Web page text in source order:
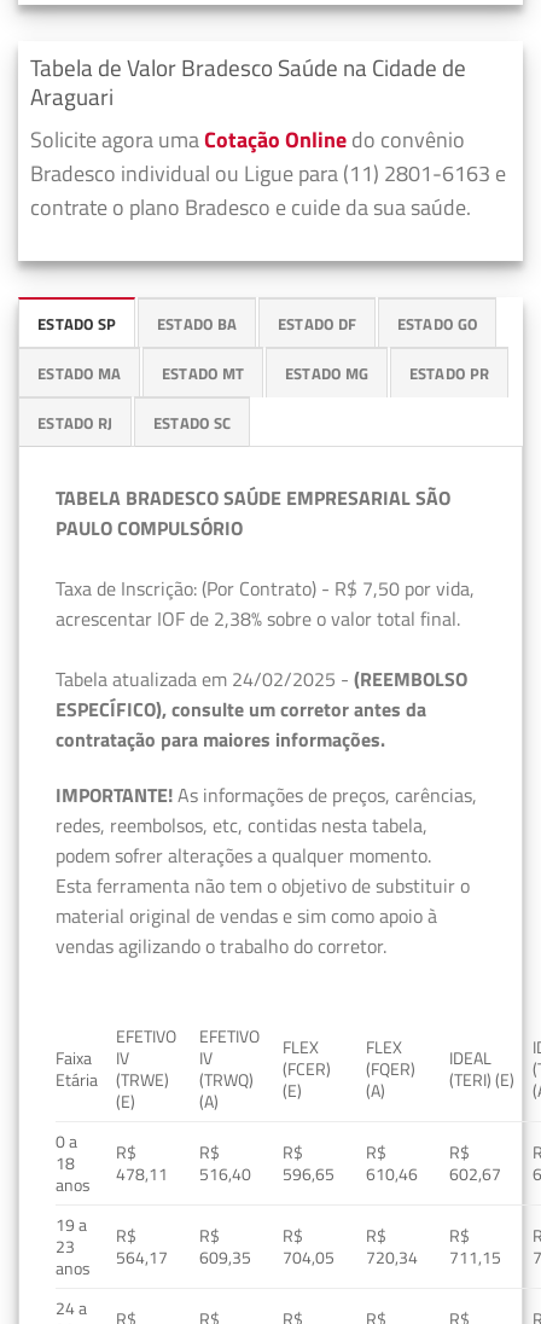
Tabela de Valor Bradesco Saúde na Cidade de
Araguari
Solicite agora umaCotação Onlinedo convênio
Bradesco individual ou Ligue para (11) 2801-6163 e
contrate o plano Bradesco e cuide da sua saúde.
ESTADO SP ESTADO BA ESTADO DF ESTADO GO
ESTADO MA ESTADO MT ESTADO MG ESTADO PR
ESTADO RJ ESTADO SC
TABELA BRADESCO SAÚDE EMPRESARIAL SÃO
PAULO COMPULSÓRIO
Taxa de Inscrição: (Por Contrato) - R$ 7,50 por vida,
acrescentar IOF de 2,38% sobre o valor total final.
Tabela atualizada em 24/02/2025 - (REEMBOLSO
ESPECÍFICO), consulte um corretor antes da
contratação para maiores informações.
IMPORTANTE!As informações de preços, carências,
redes, reembolsos, etc, contidas nesta tabela,
podem sofrer alterações a qualquer momento.
Esta ferramenta não tem o objetivo de substituir o
material original de vendas e sim como apoio à
vendas agilizando o trabalho do corretor.
Faixa
Etária
EFETIVO
IV
(TRWE)
(E)
EFETIVO
IV
(TRWQ)
(A)
FLEX
(FCER)
(E)
FLEX
(FQER)
(A)
IDEAL
(TERI) (E)
0 a
18
anos
R$
478,11
R$
516,40
R$
596,65
R$
610,46
R$
602,67
19 a
23
anos
R$
564,17
R$
609,35
R$
704,05
R$
720,34
R$
711,15
24 a